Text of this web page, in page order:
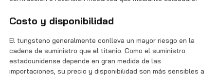
Costo y disponibilidad
El tungsteno generalmente conlleva un mayor riesgo en la
cadena de suministro que el titanio. Como el suministro
estadounidense depende en gran medida de las
importaciones, su precio y disponibilidad son más sensibles a